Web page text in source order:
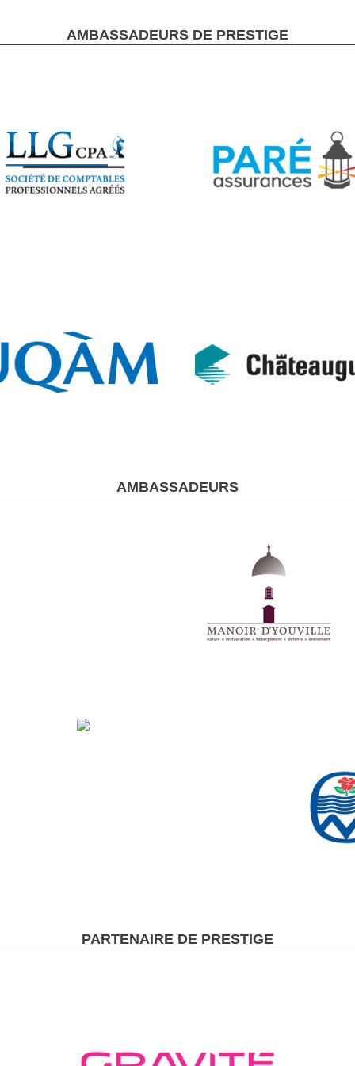
AMBASSADEURS DE PRESTIGE
AMBASSADEURS
PARTENAIRE DE PRESTIGE